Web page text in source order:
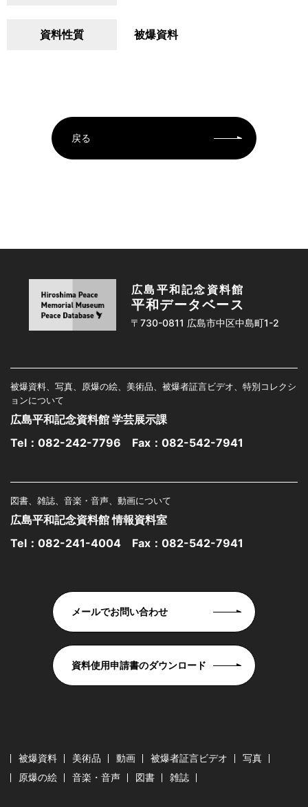
資料性質 被爆資料
戻る
広島平和記念資料館
平和データベース
〒730-0811 広島市中区中島町1-2
被爆資料、写真、原爆の絵、美術品、被爆者証言ビデオ、特別コレクシ
ョンについて
広島平和記念資料館 学芸展示課
Tel： 082-242-7796 Fax：082-542-7941
図書、雑誌、音楽・音声、動画について
広島平和記念資料館 情報資料室
Tel： 082-241-4004 Fax：082-542-7941
メールでお問い合わせ
資料使用申請書のダウンロード
被爆資料 美術品 動画 被爆者証言ビデオ
写真
原爆の絵
音楽・音声 図書 雑誌